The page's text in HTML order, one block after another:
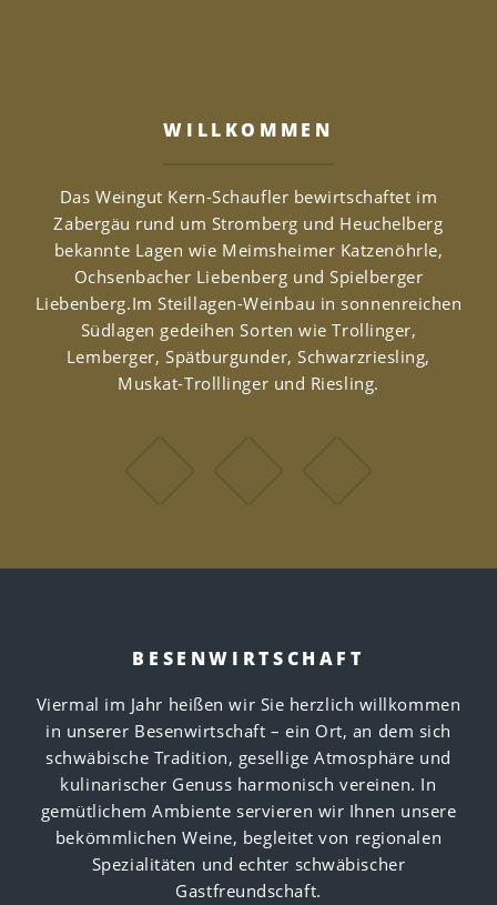
WILLKOMMEN
Das Weingut Kern-Schaufler bewirtschaftet im
Zabergäu rund um Stromberg und Heuchelberg
bekannte Lagen wie Meimsheimer Katzenöhrle,
Ochsenbacher Liebenberg und Spielberger
Liebenberg.Im Steillagen-Weinbau in sonnenreichen
Südlagen gedeihen Sorten wie Trollinger,
Lemberger, Spätburgunder, Schwarzriesling,
Muskat-Trolllinger und Riesling.
BESENWIRTSCHAFT
Viermal im Jahr heißen wir Sie herzlich willkommen
in unserer Besenwirtschaft – ein Ort, an dem sich
schwäbische Tradition, gesellige Atmosphäre und
kulinarischer Genuss harmonisch vereinen. In
gemütlichem Ambiente servieren wir Ihnen unsere
bekömmlichen Weine, begleitet von regionalen
Spezialitäten und echter schwäbischer
Gastfreundschaft.